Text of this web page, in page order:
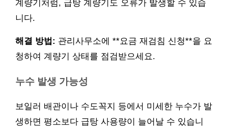
계량기처럼, 급탕 계량기도 오류가 발생할 수 있습
니다.
해결 방법: 관리사무소에 **요금 재검침 신청**을 요
청하여 계량기 상태를 점검받으세요.
누수 발생 가능성
보일러 배관이나 수도꼭지 등에서 미세한 누수가 발
생하면 평소보다 급탕 사용량이 늘어날 수 있습니